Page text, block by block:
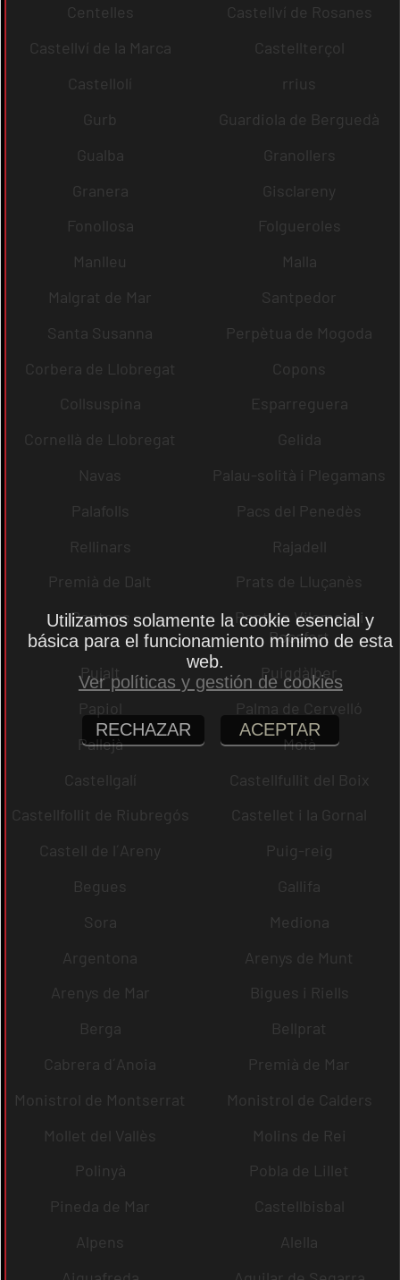
Centelles
Castellví de Rosanes
Castellví de la Marca
Castellterçol
Castellolí
rrius
Gurb
Guardiola de Berguedà
Gualba
Granollers
Granera
Gisclareny
Fonollosa
Folgueroles
Manlleu
Malla
Malgrat de Mar
Santpedor
Santa Susanna
Perpètua de Mogoda
Corbera de Llobregat
Copons
Collsuspina
Esparreguera
Cornellà de Llobregat
Gelida
Navas
Palau-solità i Plegamans
Palafolls
Pacs del Penedès
Rellinars
Rajadell
Premià de Dalt
Prats de Lluçanès
Pontons
Pont de Vilomara i
Rocafort
Pujalt
Puigdàlber
Papiol
Palma de Cervelló
Pallejà
Moià
Castellgalí
Castellfullit del Boix
Castellfollit de Riubregós
Castellet i la Gornal
Castell de l´Areny
Puig-reig
Begues
Gallifa
Sora
Mediona
Argentona
Arenys de Munt
Arenys de Mar
Bigues i Riells
Berga
Bellprat
Cabrera d´Anoia
Premià de Mar
Monistrol de Montserrat
Monistrol de Calders
Mollet del Vallès
Molins de Rei
Polinyà
Pobla de Lillet
Pineda de Mar
Castellbisbal
Alpens
Alella
Utilizamos solamente la cookie esencial y
básica para el funcionamiento mínimo de esta
web.
Ver políticas y gestión de cookies
RECHAZAR ACEPTAR